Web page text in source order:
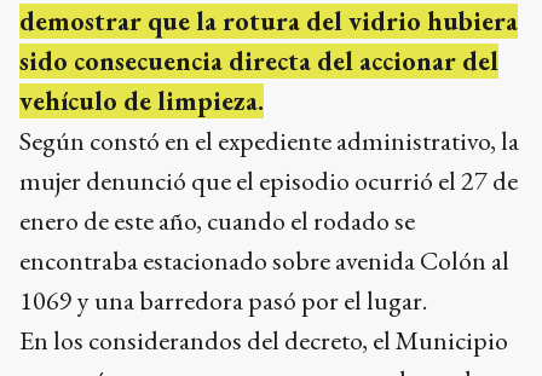
demostrar que la rotura del vidrio hubiera
sido consecuencia directa del accionar del
vehículo de limpieza.
Según constó en el expediente administrativo, la
mujer denunció que el episodio ocurrió el 27 de
enero de este año, cuando el rodado se
encontraba estacionado sobre avenida Colón al
1069 y una barredora pasó por el lugar.
En los considerandos del decreto, el Municipio